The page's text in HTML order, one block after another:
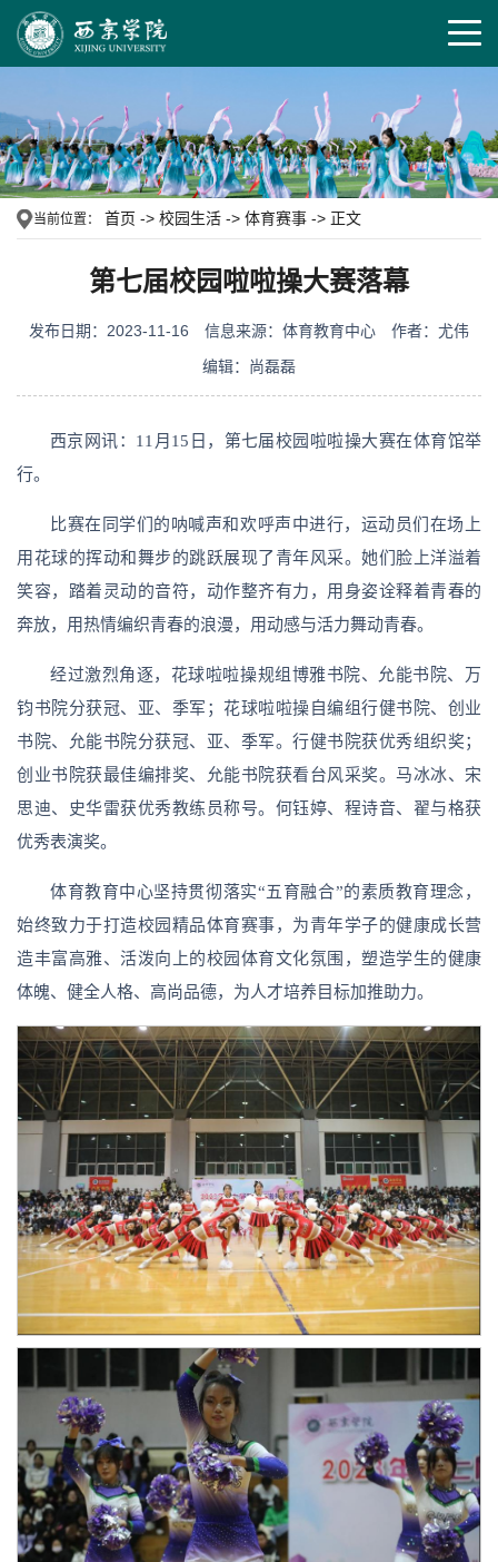
当前位置： 首页 -> 校园生活 -> 体育赛事 -> 正文
第七届校园啦啦操大赛落幕
发布日期：2023-11-16 信息来源：体育教育中心
作者：尤伟
编辑：尚磊磊
西京网讯：11月15日，第七届校园啦啦操大赛在体育馆举
行。
比赛在同学们的呐喊声和欢呼声中进行，运动员们在场上
用花球的挥动和舞步的跳跃展现了青年风采。她们脸上洋溢着
笑容，踏着灵动的音符，动作整齐有力，用身姿诠释着青春的
奔放，用热情编织青春的浪漫，用动感与活力舞动青春。
经过激烈角逐，花球啦啦操规组博雅书院、允能书院、万
钧书院分获冠、亚、季军；花球啦啦操自编组行健书院、创业
书院、允能书院分获冠、亚、季军。行健书院获优秀组织奖；
创业书院获最佳编排奖、允能书院获看台风采奖。马冰冰、宋
思迪、史华雷获优秀教练员称号。何钰婷、程诗音、翟与格获
优秀表演奖。
体育教育中心坚持贯彻落实“五育融合”的素质教育理念，
始终致力于打造校园精品体育赛事，为青年学子的健康成长营
造丰富高雅、活泼向上的校园体育文化氛围，塑造学生的健康
体魄、健全人格、高尚品德，为人才培养目标加推助力。